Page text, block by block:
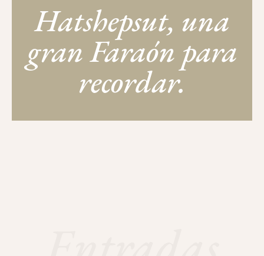
Hatshepsut, una
gran Faraón para
recordar.